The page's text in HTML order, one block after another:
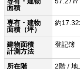
面積
専有・建物
面積（坪）
約
建物面積
計測方法
登記簿
所在階
2階 /